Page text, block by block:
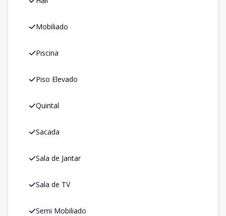
Mobiliado
Piscina
Piso Elevado
Quintal
Sacada
Sala de Jantar
Sala de TV
Semi Mobiliado